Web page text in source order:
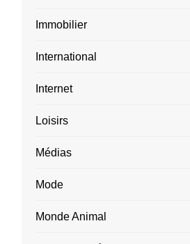
Immobilier
International
Internet
Loisirs
Médias
Mode
Monde Animal